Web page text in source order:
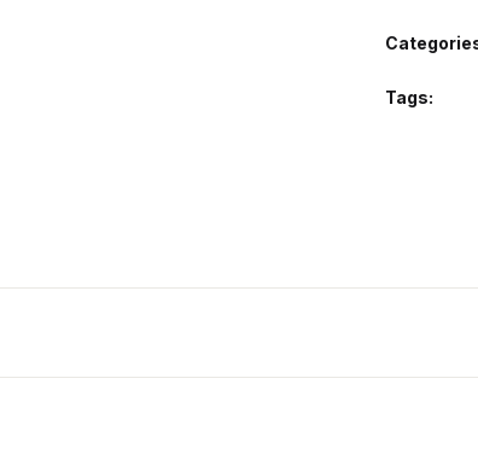
Tags: